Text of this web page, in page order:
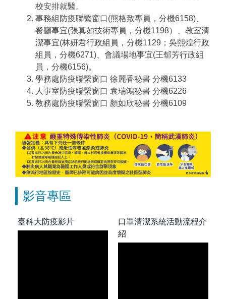
校安排就醫。
事務組防疫聯繫窗口(熊格致專員，分機6158)、
餐廳事宜(張真如技術專員，分機1198）、教室清
潔事宜(林妍君行政組員，分機1129；吳熙煌行政
組員，分機6271)、會議場地事宜(王郁芳行政組
員，分機6156)。
學務處防疫聯繫窗口 徐麗香秘書 分機6133
人事室防疫聯繫窗口 袁瑞鴻秘書 分機6226
教務處防疫聯繫窗口 顏如欣秘書 分機6109
影音專區
臺科大防疫影片
口罩清潔系統活動流程介
紹